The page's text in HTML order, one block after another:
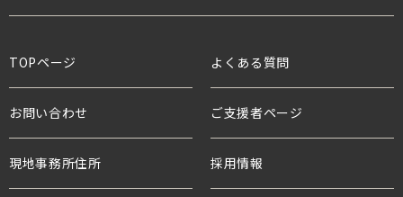
スタッフ紹介
役員・親善大使
支援企業・団体
ワールド・ビジョンの歴史
ボランティアとして
チャイルド・スポンサーシップ
プロジェクト・サポーター
国連等との連携
貧困と世界の子どもたち
教育と子どもたち
TOPページ よくある質問
お問い合わせ ご支援者ページ
現地事務所住所 採用情報